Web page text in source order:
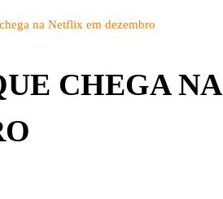
PEÇAS
na Netflix em dezembro
CHEGA